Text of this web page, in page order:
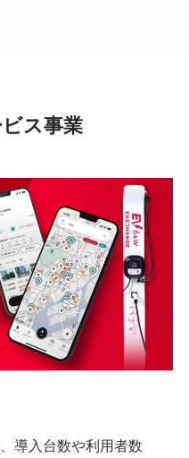
ス事業
導入台数や利用者数